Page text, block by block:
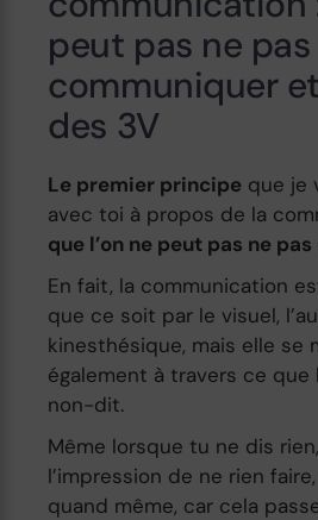
peut pas ne pas
communiquer
des 3V
Le premier principe que je
avec toi à propos de la
que l’on ne peut pas ne
En fait, la communication
que ce soit par le visuel,
kinesthésique, mais elle se
également à travers ce que
non-dit.
Même lorsque tu ne dis
l’impression de ne rien
quand même, car cela